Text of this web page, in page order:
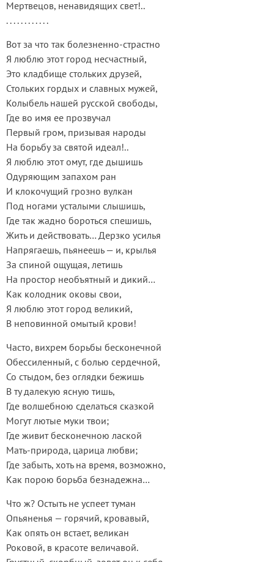
Мертвецов, ненавидящих свет!..
. . . . . . . . . . . .
Вот за что так болезненно-страстно
Я люблю этот город несчастный,
Это кладбище стольких друзей,
Стольких гордых и славных мужей,
Колыбель нашей русской свободы,
Где во имя ее прозвучал
Первый гром, призывая народы
На борьбу за святой идеал!..
Я люблю этот омут, где дышишь
Одуряющим запахом ран
И клокочущий грозно вулкан
Под ногами усталыми слышишь,
Где так жадно бороться спешишь,
Жить и действовать… Дерзко усилья
Напрягаешь, пьянеешь — и, крылья
За спиной ощущая, летишь
На простор необъятный и дикий…
Как колодник оковы свои,
Я люблю этот город великий,
В неповинной омытый крови!
Часто, вихрем борьбы бесконечной
Обессиленный, с болью сердечной,
Со стыдом, без оглядки бежишь
В ту далекую ясную тишь,
Где волшебною сделаться сказкой
Могут лютые муки твои;
Где живит бесконечною лаской
Мать-природа, царица любви;
Где забыть, хоть на время, возможно,
Как порою борьба безнадежна…
Что ж? Остыть не успеет туман
Опьяненья — горячий, кровавый,
Как опять он встает, великан
Роковой, в красоте величавой.